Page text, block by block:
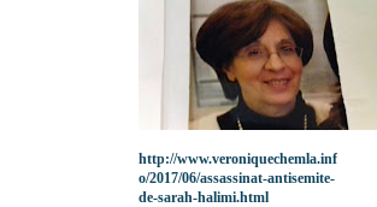
http://www.veroniquechemla.inf
o/2017/06/assassinat-antisemite-
de-sarah-halimi.html